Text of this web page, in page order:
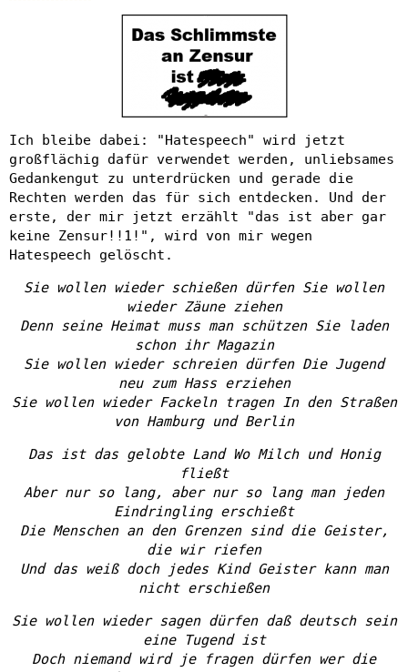
Ich bleibe dabei: "Hatespeech" wird jetzt
großflächig dafür verwendet werden, unliebsames
Gedankengut zu unterdrücken und gerade die
Rechten werden das für sich entdecken. Und der
erste, der mir jetzt erzählt "das ist aber gar
keine Zensur!!1!", wird von mir wegen
Hatespeech gelöscht.
Sie wollen wieder schießen dürfen Sie wollen
wieder Zäune ziehen
Denn seine Heimat muss man schützen Sie laden
schon ihr Magazin
Sie wollen wieder schreien dürfen Die Jugend
neu zum Hass erziehen
Sie wollen wieder Fackeln tragen In den Straßen
von Hamburg und Berlin
Das ist das gelobte Land Wo Milch und Honig
fließt
Aber nur so lang, aber nur so lang man jeden
Eindringling erschießt
Die Menschen an den Grenzen sind die Geister,
die wir riefen
Und das weiß doch jedes Kind Geister kann man
nicht erschießen
Sie wollen wieder sagen dürfen daß deutsch sein
eine Tugend ist
Doch niemand wird je fragen dürfen wer die